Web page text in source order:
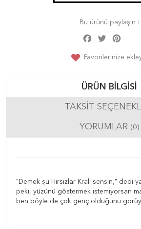
Bu ürünü paylaşın :
Facebook
Twitter
Favorilerinize
ÜRÜN BILGISI
TAKSIT
YORUMLAR (0)
"Demek şu Hırsızlar Kralı sensin," dedi
peki, yüzünü göstermek istemiyorsan
ben böyle de çok genç olduğunu